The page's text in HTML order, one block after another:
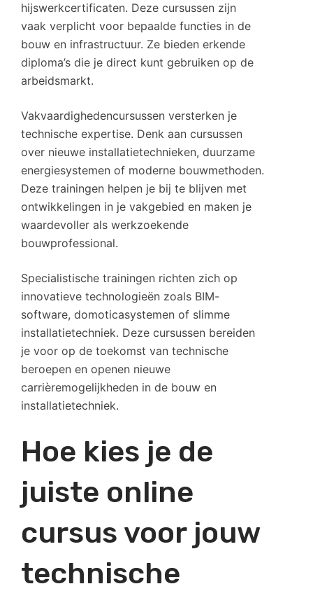
hijswerkcertificaten. Deze cursussen zijn
vaak verplicht voor bepaalde functies in de
bouw en infrastructuur. Ze bieden erkende
diploma’s die je direct kunt gebruiken op de
arbeidsmarkt.
Vakvaardighedencursussen versterken je
technische expertise. Denk aan cursussen
over nieuwe installatietechnieken, duurzame
energiesystemen of moderne bouwmethoden.
Deze trainingen helpen je bij te blijven met
ontwikkelingen in je vakgebied en maken je
waardevoller als werkzoekende
bouwprofessional.
Specialistische trainingen richten zich op
innovatieve technologieën zoals BIM-
software, domoticasystemen of slimme
installatietechniek. Deze cursussen bereiden
je voor op de toekomst van technische
beroepen en openen nieuwe
carrièremogelijkheden in de bouw en
installatietechniek.
Hoe kies je de
juiste online
cursus voor jouw
technische